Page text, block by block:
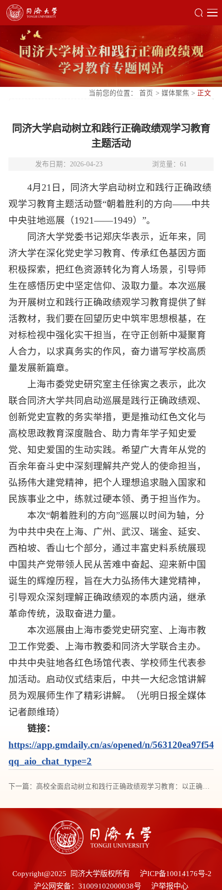
当前您的位置： 首页 > 媒体聚焦 > 正文
同济大学启动树立和践行正确政绩观学习教育
主题活动
发布日期：2026-04-23 浏览量：61
4月21日，同济大学启动树立和践行正确政绩
观学习教育主题活动暨“朝着胜利的方向——中共
中央驻地巡展（1921——1949）”。
同济大学党委书记郑庆华表示，近年来，同
济大学在深化党史学习教育、传承红色基因方面
积极探索，把红色资源转化为育人场景，引导师
生在感悟历史中坚定信仰、汲取力量。本次巡展
为开展树立和践行正确政绩观学习教育提供了鲜
活教材，我们要在回望历史中筑牢思想根基，在
对标检视中强化实干担当，在守正创新中凝聚育
人合力，以求真务实的作风，奋力谱写学校高质
量发展新篇章。
上海市委党史研究室主任徐寅之表示，此次
联合同济大学共同启动巡展是践行正确政绩观、
创新党史宣教的务实举措，更是推动红色文化与
高校思政教育深度融合、助力青年学子知史爱
党、知史爱国的生动实践。希望广大青年从党的
百余年奋斗史中深刻理解共产党人的使命担当，
弘扬伟大建党精神，把个人理想追求融入国家和
民族事业之中，练就过硬本领、勇于担当作为。
本次“朝着胜利的方向”巡展以时间为轴，分
为中共中央在上海、广州、武汉、瑞金、延安、
西柏坡、香山七个部分，通过丰富史料系统展现
中国共产党带领人民从苦难中奋起、迎来新中国
诞生的辉煌历程，旨在大力弘扬伟大建党精神，
引导观众深刻理解正确政绩观的本质内涵，继承
革命传统，汲取奋进力量。
本次巡展由上海市委党史研究室、上海市教
卫工作党委、上海市教委和同济大学联合主办。
中共中央驻地各红色场馆代表、学校师生代表参
加活动。启动仪式结束后，中共一大纪念馆讲解
员为观展师生作了精彩讲解。（光明日报全媒体
记者颜维琦）
链接：
https://app.gmdaily.cn/as/opened/n/
qq_aio_chat_type=2
下一篇：高校全面启动树立和践行正确政绩观学习教育：以正确政绩观干事创业 加快建设教育强国
Copyright@2025 同济大学版权所有 沪ICP备10014176号-2
沪公网安备：31009102000038号沪举报中心